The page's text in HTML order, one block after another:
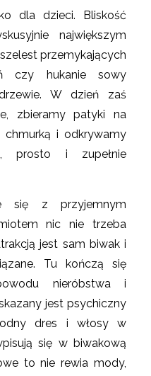
dla dzieci. Bliskość
największym
przemykających
czy hukanie sowy
W dzień zaś
zbieramy patyki na
chmurką i odkrywamy
prosto i zupełnie
się z przyjemnym
nic nie trzeba
jest sam biwak i
Tu kończą się
nieróbstwa i
jest psychiczny
dres i włosy w
się w biwakową
to nie rewia mody,